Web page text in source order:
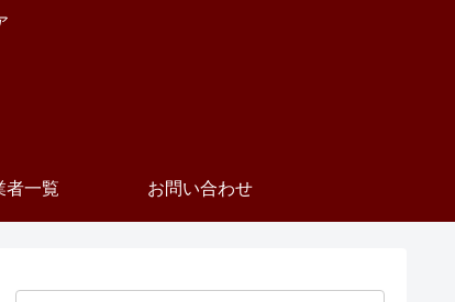
者一覧 お問い合わせ